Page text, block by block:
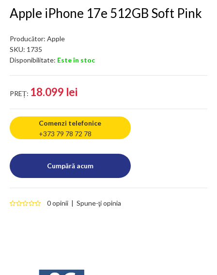
Apple iPhone 17e 512GB Soft Pink
Producător: Apple
SKU: 1735
Disponibilitate: Este în stoc
PREȚ: 18.099 lei
Comenzi telefonice
+373 79 78 72 78
0 opinii | Spune-ţi opinia